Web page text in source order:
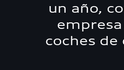
un año,
coches de